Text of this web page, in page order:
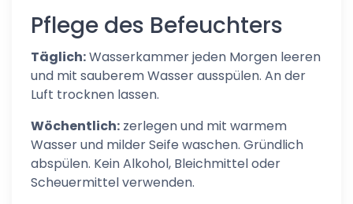
Pflege des Befeuchters
Täglich:Wasserkammer jeden Morgen leeren
und mit sauberem Wasser ausspülen. An der
Luft trocknen lassen.
Wöchentlich: zerlegen und mit warmem
Wasser und milder Seife waschen. Gründlich
abspülen. Kein Alkohol, Bleichmittel oder
Scheuermittel verwenden.